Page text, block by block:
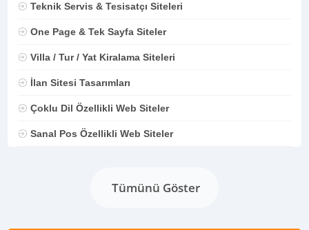
Teknik Servis & Tesisatçı Siteleri
One Page & Tek Sayfa Siteler
Villa / Tur / Yat Kiralama Siteleri
İlan Sitesi Tasarımları
Çoklu Dil Özellikli Web Siteler
Sanal Pos Özellikli Web Siteler
Tümünü Göster